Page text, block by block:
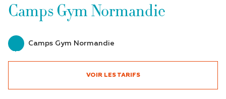
Camps Gym Normandie
13
Camps Gym Normandie
VOIR LES TARIFS